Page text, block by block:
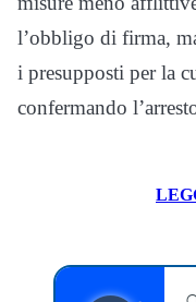
l’obbligo di firma,
i presupposti per la
confermando